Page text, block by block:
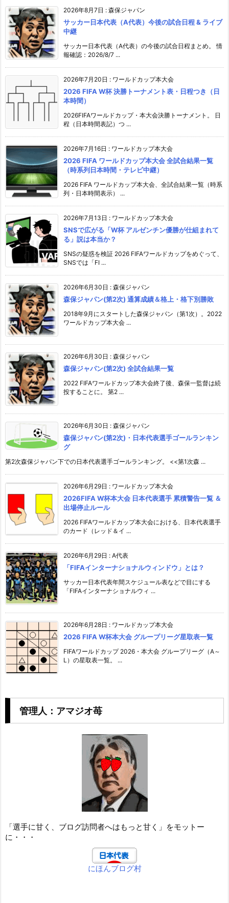
2026年8月7日 : 森保ジャパン
サッカー日本代表（A代表）今後の試合日程 & ライブ
中継
サッカー日本代表（A代表）の今後の試合日程まとめ。 情
報確認：2026/8/7 ...
2026年7月20日 : ワールドカップ本大会
2026 FIFA W杯 決勝トーナメント表・日程つき（日
本時間）
2026FIFAワールドカップ・本大会決勝トーナメント。 日
程（日本時間表記）つ ...
2026年7月16日 : ワールドカップ本大会
2026 FIFA ワールドカップ本大会 全試合結果一覧
（時系列日本時間・テレビ中継）
2026 FIFA ワールドカップ本大会、全試合結果一覧（時系
列・日本時間表示） ...
2026年7月13日 : ワールドカップ本大会
SNSで広がる「W杯 アルゼンチン優勝が仕組まれて
る」説は本当か？
SNSの疑惑を検証 2026 FIFAワールドカップをめぐって、
SNSでは「FI ...
2026年6月30日 : 森保ジャパン
森保ジャパン(第2次) 通算成績＆格上・格下別勝敗
2018年9月にスタートした森保ジャパン（第1次）。2022
ワールドカップ本大会 ...
2026年6月30日 : 森保ジャパン
森保ジャパン(第2次) 全試合結果一覧
2022 FIFAワールドカップ本大会終了後、森保一監督は続
投することに。 第2 ...
2026年6月30日 : 森保ジャパン
森保ジャパン(第2次)・日本代表選手ゴールランキン
グ
第2次森保ジャパン下での日本代表選手ゴールランキング。 <<第1次森 ...
2026年6月29日 : ワールドカップ本大会
2026FIFA W杯本大会 日本代表選手 累積警告一覧 ＆
出場停止ルール
2026 FIFAワールドカップ本大会における、日本代表選手
のカード（レッド＆イ ...
2026年6月29日 : A代表
「FIFAインターナショナルウィンドウ」とは？
サッカー日本代表年間スケジュール表などで目にする
「FIFAインターナショナルウィ ...
2026年6月28日 : ワールドカップ本大会
2026 FIFA W杯本大会 グループリーグ星取表一覧
FIFAワールドカップ 2026・本大会 グループリーグ（A～
L）の星取表一覧。 ...
管理人：アマジオ苺
「選手に甘く、ブログ訪問者へはもっと甘く」をモットー
に・・・
にほんブログ村